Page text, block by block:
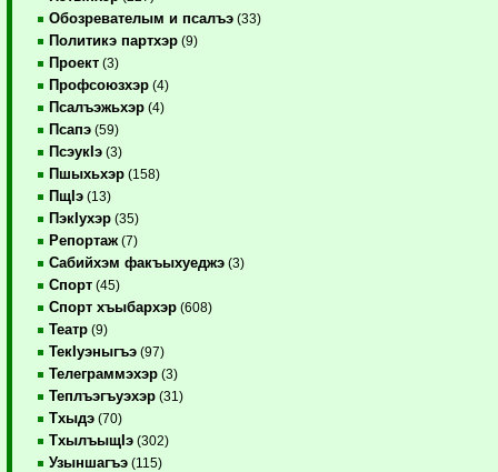
Обозревателым и псалъэ (33)
Политикэ партхэр (9)
Проект (3)
Профсоюзхэр (4)
Псалъэжьхэр (4)
Псапэ (59)
ПсэукIэ (3)
Пшыхьхэр (158)
ПщIэ (13)
ПэкIухэр (35)
Репортаж (7)
Сабийхэм факъыхуеджэ (3)
Спорт (45)
Спорт хъыбархэр (608)
Театр (9)
ТекIуэныгъэ (97)
Телеграммэхэр (3)
Теплъэгъуэхэр (31)
Тхыдэ (70)
ТхылъыщIэ (302)
Узыншагъэ (115)